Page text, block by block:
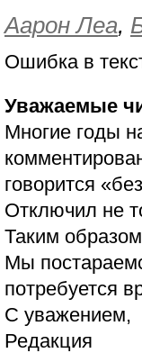
Аарон Леа,
Ошибка в
Уважаемые
Многие годы
говорится
Отключил не
Таким
Мы
потребуется
С уважением,
Редакция